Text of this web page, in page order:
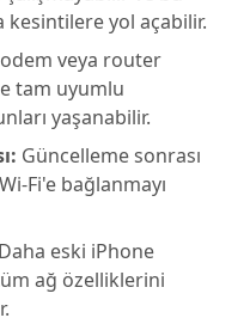
kesintilere yol açabilir.
veya router
tam uyumlu
yaşanabilir.
Güncelleme sonrası
Fi'e bağlanmayı
Daha eski iPhone
ağ özelliklerini